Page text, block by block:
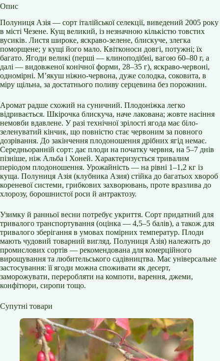
Опис
Полуниця Азія — сорт італійської селекції, виведений 2005 року
в місті Чезене. Кущ великий, із незначною кількістю товстих
вусиків. Листя широке, яскраво-зелене, блискуче, злегка
поморщене; у кущі його мало. Квітконоси довгі, потужні; їх
багато. Ягоди великі (перші — клиноподібні, вагою 60–80 г, а
далі — видовженої конічної форми, 28–35 г), яскраво-червоні,
одномірні. М’якуш ніжно-червона, дуже солодка, соковита, в
міру щільна, за достатнього поливу серцевина без порожнин.
Аромат радше схожий на суничний. Плодоніжка легко
відривається. Шкірочка блискуча, наче лакована; жовте насіння
немовби вдавлене. У разі технічної зрілості ягода має біло-
зеленуватий кінчик, що повністю стає червоним за повного
дозрівання. До закінчення плодоношення дрібних ягід немає.
Середньоранній сорт: дає плоди на початку червня, на 5–7 днів
пізніше, ніж Альба і Хоней. Характеризується тривалим
періодом плодоношення. Урожайність — на рівні 1–1,2 кг із
куща. Полуниця Азія (клубника Азия) стійка до багатьох хвороб
кореневої системи, грибкових захворювань, проте вразлива до
хлорозу, борошнистої роси й антрактозу.
Узимку й ранньої весни потребує укриття. Сорт придатний для
тривалого транспортування (оцінка — 4,5–5 балів), а також для
тривалого зберігання в умовах помірних температур. Плоди
мають чудовий товарний вигляд. Полуниця Азія) належить до
промислових сортів — рекомендована для комерційного
вирощування та любительського садівництва. Має універсальне
застосування: її ягоди можна споживати як десерт,
заморожувати, переробляти на компоти, варення, джеми,
конфітюри, сиропи тощо.
Супутні товари